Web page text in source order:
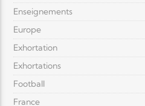
Enseignements
Europe
Exhortation
Exhortations
Football
France